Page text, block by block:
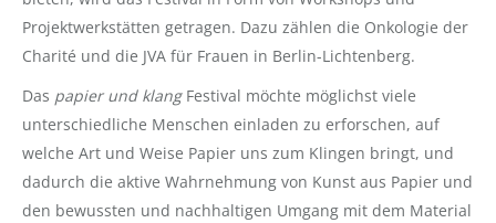
Projektwerkstätten getragen. Dazu zählen die Onkologie der
Charité und die JVA für Frauen in Berlin-Lichtenberg.
Das papier und klangFestival möchte möglichst viele
unterschiedliche Menschen einladen zu erforschen, auf
welche Art und Weise Papier uns zum Klingen bringt, und
dadurch die aktive Wahrnehmung von Kunst aus Papier und
den bewussten und nachhaltigen Umgang mit dem Material